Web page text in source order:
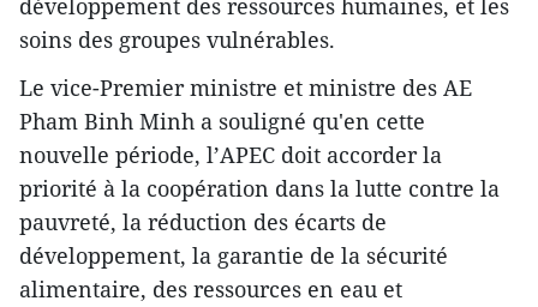
développement des ressources humaines, et les
soins des groupes vulnérables.
Le vice-Premier ministre et ministre des AE
Pham Binh Minh a souligné q​u'en cette
nouvelle période, l’APEC doit accorder la
priorité à la coopération dans la lutte contre la
pauvreté, la réduction des écarts de
développement, la garantie de la sécurité
alimentaire, des ressources en eau et